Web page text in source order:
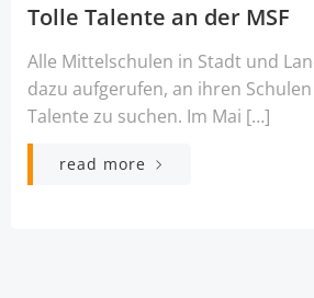
Tolle Talente an der MSF
Alle Mittelschulen in Stadt und
dazu aufgerufen, an ihren
Talente zu suchen. Im Mai […]
read more